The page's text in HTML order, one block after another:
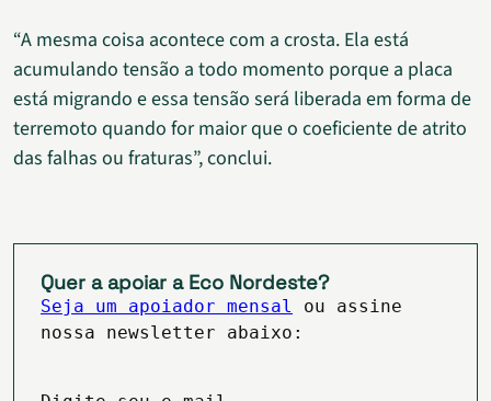
“A mesma coisa acontece com a crosta. Ela está
acumulando tensão a todo momento porque a placa
está migrando e essa tensão será liberada em forma de
terremoto quando for maior que o coeficiente de atrito
das falhas ou fraturas”, conclui.
Quer a apoiar a Eco Nordeste?
Seja um apoiador mensal
ou assine
nossa newsletter abaixo: